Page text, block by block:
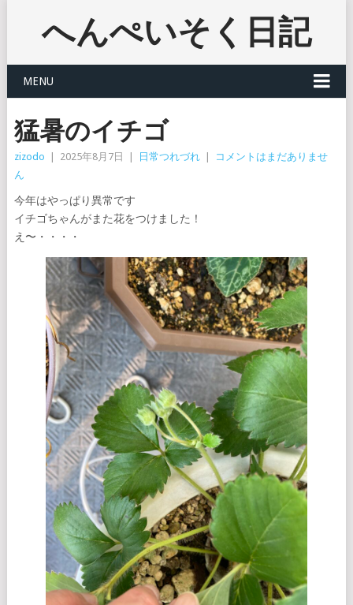
へんぺいそく日記
MENU
猛暑のイチゴ
zizodo 2025年8月7日 日常つれづれ
コメントはまだありませ
ん
今年はやっぱり異常です
イチゴちゃんがまた花をつけました！
え〜・・・・